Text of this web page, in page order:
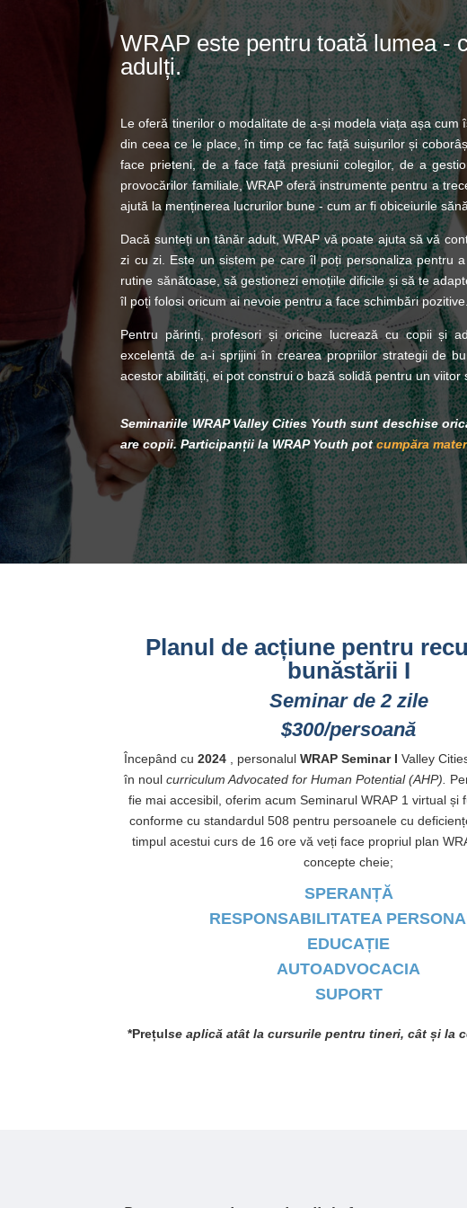
WRAP este pentru toată lumea -
adulți.
Le oferă tinerilor o modalitate de a-și modela viața așa cum
din ceea ce le place, în timp ce fac față suișurilor și
face prieteni, de a face față presiunii colegilor, de a
provocărilor familiale, WRAP oferă instrumente pentru a
ajută la menținerea lucrurilor bune - cum ar fi obiceiurile
Dacă sunteți un tânăr adult, WRAP vă poate ajuta să vă
zi cu zi. Este un sistem pe care îl poți personaliza pentru
rutine sănătoase, să gestionezi emoțiile dificile și să te
îl poți folosi oricum ai nevoie pentru a face schimbări pozitive.
Pentru părinți, profesori și oricine lucrează cu copii și
excelentă de a-i sprijini în crearea propriilor strategii de
acestor abilități, ei pot construi o bază solidă pentru un viitor
Seminariile WRAP Valley Cities Youth sunt deschise
are copii. Participanții la WRAP Youth potcumpăra
Planul de acțiune pentru
bunăstării I
Seminar de 2 zile
$300/persoană
Începând cu 2024 , personalul WRAP Seminar I Valley
în noul curriculum Advocated for Human Potential (AHP).
fie mai accesibil, oferim acum Seminarul WRAP 1 virtual și
conforme cu standardul 508 pentru persoanele cu
timpul acestui curs de 16 ore vă veți face propriul plan
concepte cheie;
SPERANȚĂ
RESPONSABILITATEA
EDUCAȚIE
AUTOADVOCACIA
SUPORT
*Prețulse aplică atât la cursurile pentru tineri, cât și la